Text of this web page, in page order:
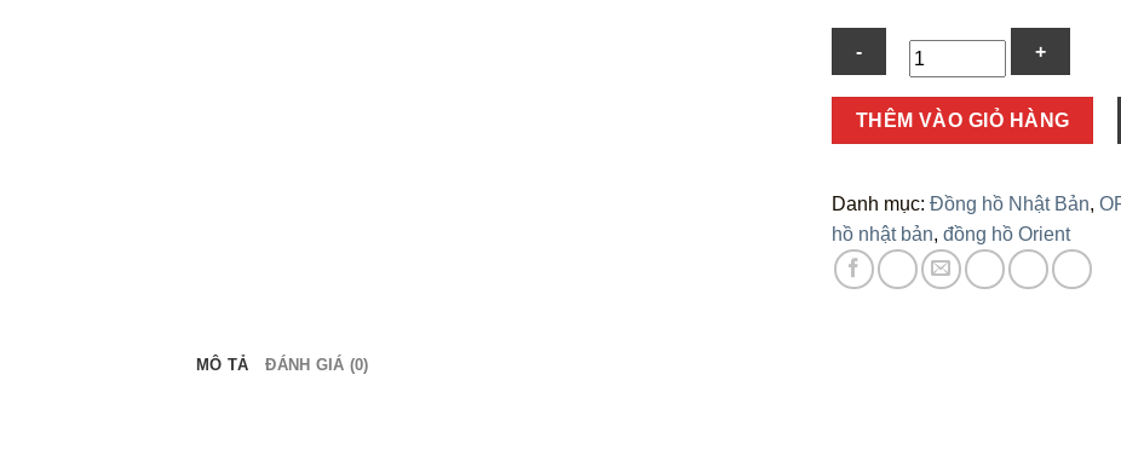
THÊM VÀO GIỎ HÀNG
Danh mục: Đồng hồ Nhật Bản,
hồ nhật bản, đồng hồ Orient
MÔ TẢ ĐÁNH GIÁ (0)